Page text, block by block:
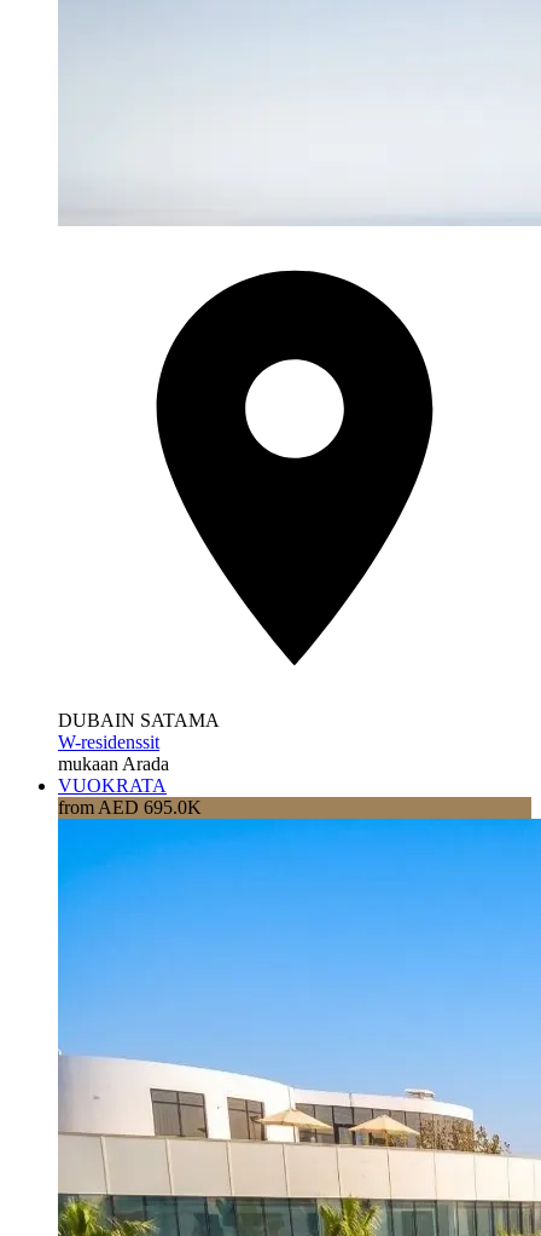
DUBAIN SATAMA
W-residenssit
mukaan Arada
VUOKRATA
from AED 695.0K